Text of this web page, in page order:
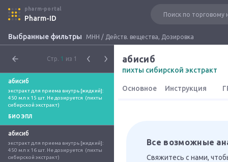
pharm-portal
Pharm-ID
Выбранные фильтры МНН / Действ. вещества, Дозировка
Стр. 1 из 1
абисиб
экстракт для приема внутрь [жидкий]:
450 мл x 15 шт. Не дозируется  (пихты
сибирской экстракт)
БИОЭПЛ
абисиб
экстракт для приема внутрь [жидкий]:
450 мл x 16 шт. Не дозируется  (пихты
сибирской экстракт)
абисиб
пихты сибирской экстракт
Основное Инструкция
Все возможные
Свяжитесь с нами,